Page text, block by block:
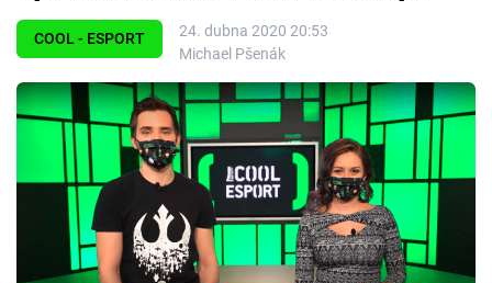
Témata
Filmy
Seriály
COOL - ESPORT
24. dubna 2020 20:53
Michael Pšenák